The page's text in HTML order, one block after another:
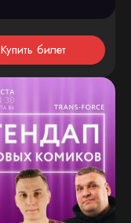
Купить билет